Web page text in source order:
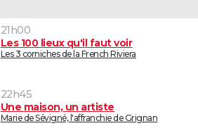
21h00
Les 100 lieux qu'il faut voir
Les 3 corniches de la French Riviera
22h45
Une maison, un artiste
Marie de Sévigné, l'affranchie de Grignan